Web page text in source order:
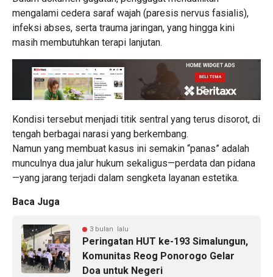
mengalami cedera saraf wajah (paresis nervus fasialis),
infeksi abses, serta trauma jaringan, yang hingga kini
masih membutuhkan terapi lanjutan.
Kondisi tersebut menjadi titik sentral yang terus disorot, di
tengah berbagai narasi yang berkembang.
Namun yang membuat kasus ini semakin “panas” adalah
munculnya dua jalur hukum sekaligus—perdata dan pidana
—yang jarang terjadi dalam sengketa layanan estetika.
Baca Juga
3 bulan lalu
Peringatan HUT ke-193 Simalungun,
Komunitas Reog Ponorogo Gelar
Doa untuk Negeri